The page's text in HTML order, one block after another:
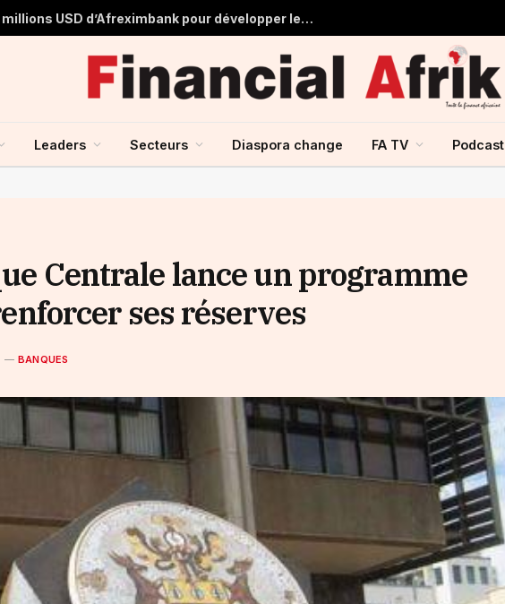
Tchad : près de 125 millions USD d’Afreximbank pour développer les infrastructures et le commerce
Leaders Secteurs Diaspora change FA TV Podcast
Centrale lance un programme
ses réserves
BANQUES